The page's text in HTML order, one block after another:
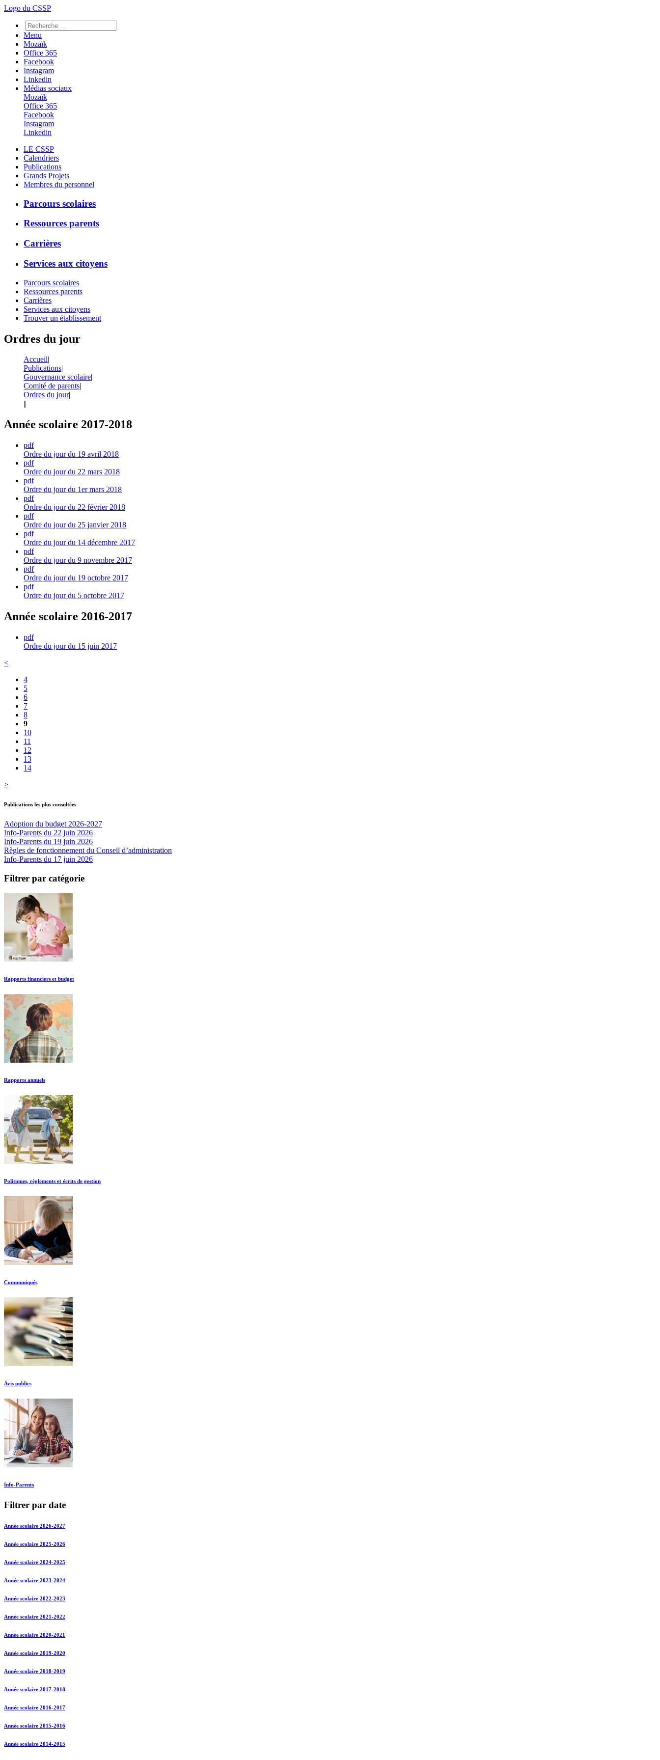
Logo du CSSP
Menu
Mozaïk
Office 365
Facebook
Instagram
Linkedin
Médias sociaux
Mozaïk
Office 365
Facebook
Instagram
Linkedin
LE CSSP
Calendriers
Publications
Grands Projets
Membres du personnel
Parcours scolaires
Ressources parents
Carrières
Services aux citoyens
Parcours scolaires
Ressources parents
Carrières
Services aux citoyens
Trouver un établissement
Ordres du jour
Accueil|
Publications|
Gouvernance scolaire|
Comité de parents|
Ordres du jour|
||
Année scolaire 2017-2018
pdf
Ordre du jour du 19 avril 2018
pdf
Ordre du jour du 22 mars 2018
pdf
Ordre du jour du 1er mars 2018
pdf
Ordre du jour du 22 février 2018
pdf
Ordre du jour du 25 janvier 2018
pdf
Ordre du jour du 14 décembre 2017
pdf
Ordre du jour du 9 novembre 2017
pdf
Ordre du jour du 19 octobre 2017
pdf
Ordre du jour du 5 octobre 2017
Année scolaire 2016-2017
pdf
Ordre du jour du 15 juin 2017
<
4
5
6
7
8
9
10
11
12
13
14
>
Publications les plus consultées
Adoption du budget 2026-2027
Info-Parents du 22 juin 2026
Info-Parents du 19 juin 2026
Règles de fonctionnement du Conseil d’administration
Info-Parents du 17 juin 2026
Filtrer par catégorie
Rapports financiers et budget
Rapports annuels
Politiques, règlements et écrits de gestion
Communiqués
Avis publics
Info-Parents
Filtrer par date
Année scolaire 2026-2027
Année scolaire 2025-2026
Année scolaire 2024-2025
Année scolaire 2023-2024
Année scolaire 2022-2023
Année scolaire 2021-2022
Année scolaire 2020-2021
Année scolaire 2019-2020
Année scolaire 2018-2019
Année scolaire 2017-2018
Année scolaire 2016-2017
Année scolaire 2015-2016
Année scolaire 2014-2015